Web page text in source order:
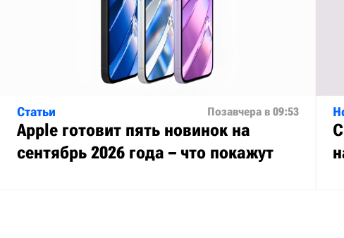
Статьи Позавчера в 09:53
Apple готовит пять новинок на
сентябрь 2026 года – что покажут